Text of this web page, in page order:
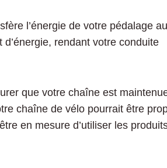
l’énergie de votre pédalage
rendant votre conduite
que votre chaîne est
chaîne de vélo pourrait être
en mesure d’utiliser les